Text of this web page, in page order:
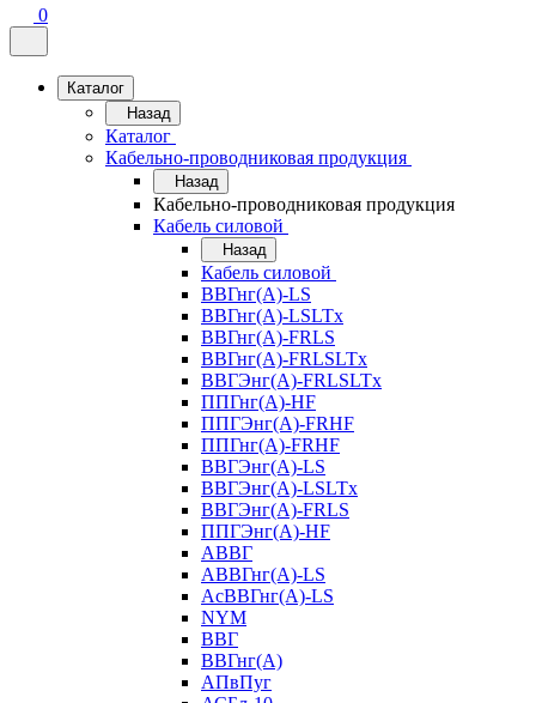
0
Каталог
Назад
Каталог
Кабельно-проводниковая продукция
Назад
Кабельно-проводниковая продукция
Кабель силовой
Назад
Кабель силовой
ВВГнг(А)-LS
ВВГнг(А)-LSLTx
ВВГнг(А)-FRLS
ВВГнг(А)-FRLSLTx
ВВГЭнг(А)-FRLSLTx
ППГнг(А)-HF
ППГЭнг(А)-FRHF
ППГнг(А)-FRHF
ВВГЭнг(А)-LS
ВВГЭнг(А)-LSLTx
ВВГЭнг(А)-FRLS
ППГЭнг(А)-HF
АВВГ
АВВГнг(А)-LS
АсВВГнг(А)-LS
NYM
ВВГ
ВВГнг(А)
АПвПуг